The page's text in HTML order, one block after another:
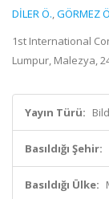
DİLER Ö.,GÖRMEZ
1st International
Lumpur, Malezya,
Yayın Türü:
Basıldığı Şehir:
Basıldığı Ülke: